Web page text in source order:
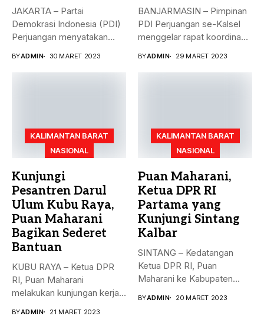
JAKARTA – Partai
Demokrasi Indonesia (PDI)
Perjuangan menyatakan
BYADMIN 30 MARET 2023
BANJARMASIN – Pimpinan
PDI Perjuangan se-Kalsel
menggelar rapat koordinasi
BYADMIN 29 MARET 2023
KALIMANTAN BARAT
NASIONAL
Kunjungi
Pesantren Darul
Ulum Kubu Raya,
Puan Maharani
Bagikan Sederet
Bantuan
KUBU RAYA – Ketua DPR
RI, Puan Maharani
melakukan kunjungan kerja
BYADMIN 21 MARET 2023
KALIMANTAN BARAT
NASIONAL
Puan Maharani,
Ketua DPR RI
Partama yang
Kunjungi Sintang
Kalbar
SINTANG – Kedatangan
Ketua DPR RI, Puan
Maharani ke Kabupaten
BYADMIN 20 MARET 2023